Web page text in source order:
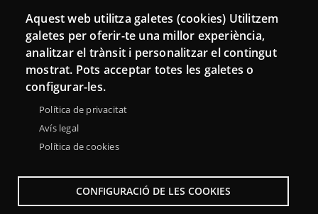
Conecta
Contacto
Hemeroteca
Aquest web utilitza galetes (cookies) Utilitzem
galetes per oferir-te una millor experiència,
analitzar el trànsit i personalitzar el contingut
mostrat. Pots acceptar totes les galetes o
configurar-les.
Política de privacitat
Avís legal
Política de cookies
CONFIGURACIÓ DE LES COOKIES